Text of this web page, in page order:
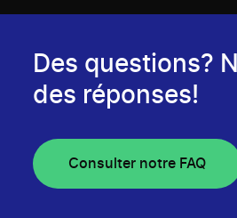
Des questions?
des réponses!
Consulter notre FAQ